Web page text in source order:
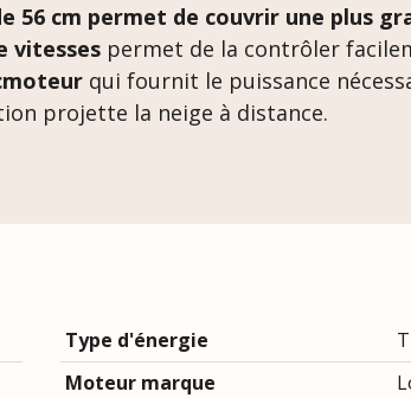
56 cm permet de couvrir une plus
vitesses permet de la contrôler
qui fournit le puissance
projette la neige à distance.
Type d'énergie
Moteur marque